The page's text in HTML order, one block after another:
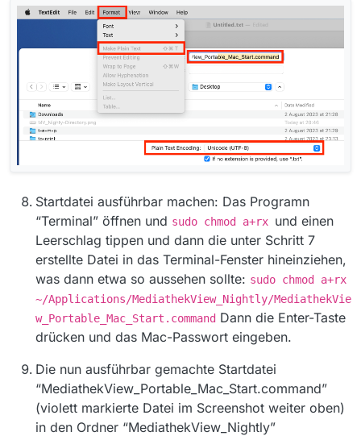
Startdatei ausführbar machen: Das Programn
“Terminal” öffnen und sudo chmod a+rx und einen
Leerschlag tippen und dann die unter Schritt 7
erstellte Datei in das Terminal-Fenster hineinziehen,
was dann etwa so aussehen sollte: sudo chmod a+rx
~/Applications/MediathekView_Nightly/MediathekVie
w_Portable_Mac_Start.command Dann die Enter-Taste
drücken und das Mac-Passwort eingeben.
Die nun ausführbar gemachte Startdatei
“MediathekView_Portable_Mac_Start.command”
(violett markierte Datei im Screenshot weiter oben)
in den Ordner “MediathekView_Nightly”